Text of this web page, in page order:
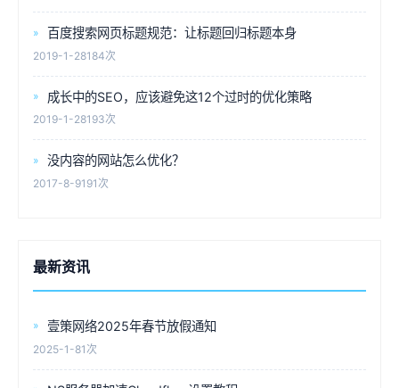
百度搜索网页标题规范：让标题回归标题本身
2019-1-28184次
成长中的SEO，应该避免这12个过时的优化策略
2019-1-28193次
没内容的网站怎么优化？
2017-8-9191次
最新资讯
壹策网络2025年春节放假通知
2025-1-81次